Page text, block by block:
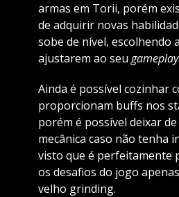
armas em Torii, porém
de adquirir novas
sobe de nível, escolhendo
ajustarem ao seu gameplay.
Ainda é possível cozinhar
proporcionam buffs nos
porém é possível deixar
mecânica caso não tenha
visto que é perfeitamente
os desafios do jogo
velho grinding.